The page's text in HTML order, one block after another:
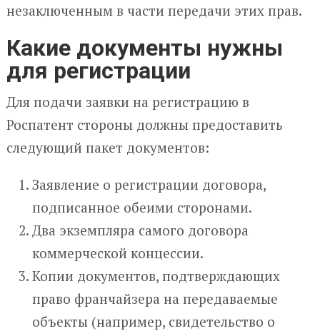
незаключенным в части передачи этих прав.
Какие документы нужны
для регистрации
Для подачи заявки на регистрацию в
Роспатент стороны должны предоставить
следующий пакет документов:
Заявление о регистрации договора,
подписанное обеими сторонами.
Два экземпляра самого договора
коммерческой концессии.
Копии документов, подтверждающих
право франчайзера на передаваемые
объекты (например, свидетельство о